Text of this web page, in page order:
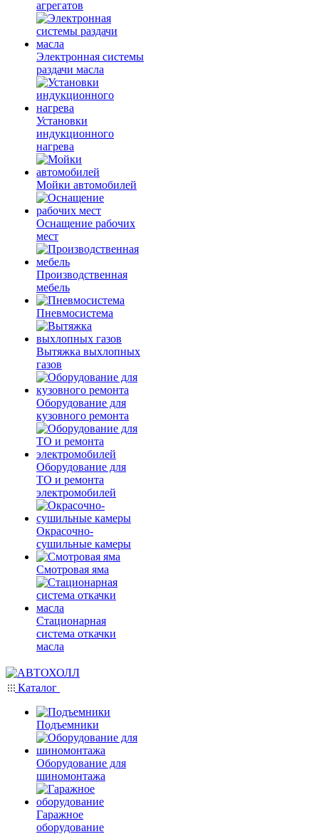
агрегатов
Электронная системы
раздачи масла
Установки
индукционного
нагрева
Мойки автомобилей
Оснащение рабочих
мест
Производственная
мебель
Пневмосистема
Вытяжка выхлопных
газов
Оборудование для
кузовного ремонта
Оборудование для
ТО и ремонта
электромобилей
Окрасочно-
сушильные камеры
Смотровая яма
Стационарная
система откачки
масла
Каталог
Подъемники
Оборудование для
шиномонтажа
Гаражное
оборудование